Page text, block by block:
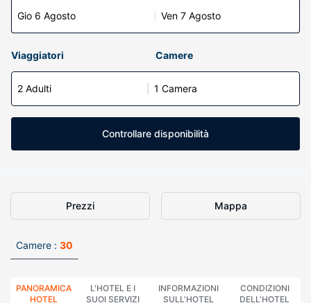
Gio 6 Agosto Ven 7 Agosto
Viaggiatori Camere
2 Adulti 1 Camera
Controllare disponibilità
Prezzi Mappa
Camere : 30
PANORAMICA
HOTEL
L'HOTEL E I
SUOI SERVIZI
INFORMAZIONI
SULL'HOTEL
CONDIZIONI
DELL'HOTEL